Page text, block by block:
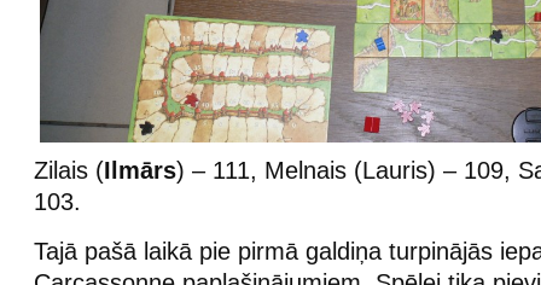
Zilais (Ilmārs) – 111, Melnais (Lauris) – 109,
103.
Tajā pašā laikā pie pirmā galdiņa turpinājās